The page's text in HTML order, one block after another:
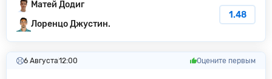
Матей Додиг
Лоренцо Джустин.
1.48
6 Августа12:00 Оцените первым